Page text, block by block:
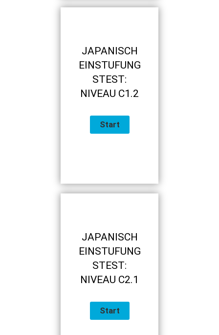
JAPANISCH
EINSTUFUNG
STEST:
NIVEAU C1.2
JAPANISCH
EINSTUFUNG
STEST:
NIVEAU C2.1